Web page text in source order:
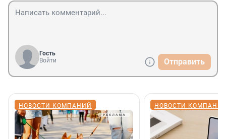
Гость
Войти
Отправить
НОВОСТИ КОМПАНИЙ НОВОСТИ